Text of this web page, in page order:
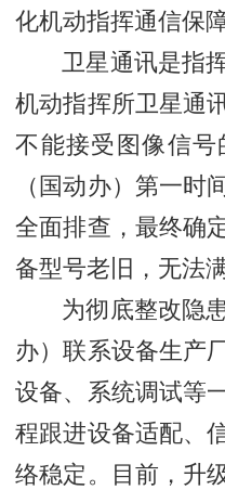
化机动指挥通信保障
卫星通讯是指
机动指挥所卫星通
不能接受图像信
（国动办）第一时
全面排查，最终确
备型号老旧，无法
为彻底整改隐
办）联系设备生产
设备、系统调试等
程跟进设备适配、
络稳定。目前，升